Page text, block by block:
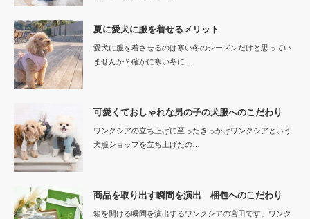
夏に愛犬に服を着せるメリット
愛犬に服を着させるのは寒い冬のシーズンだけと思ってい
ませんか？確かに寒い冬に…
可愛くておしゃれな男の子の犬服へのこだわり
ワンクシアの立ち上げに至ったきっかけワンクシアという
犬服ショップを立ち上げたの…
商品を取り出す瞬間を演出 梱包へのこだわり
箱を開ける瞬間を演出するワンクシアの宮田です。ワンク